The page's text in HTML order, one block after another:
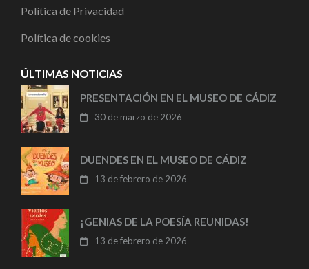
Política de Privacidad
Política de cookies
ÚLTIMAS NOTICIAS
PRESENTACIÓN EN EL MUSEO DE CÁDIZ
30 de marzo de 2026
DUENDES EN EL MUSEO DE CÁDIZ
13 de febrero de 2026
¡GENIAS DE LA POESÍA REUNIDAS!
13 de febrero de 2026